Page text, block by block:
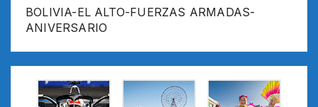
BOLIVIA-EL ALTO-FUERZAS ARMADAS-
ANIVERSARIO